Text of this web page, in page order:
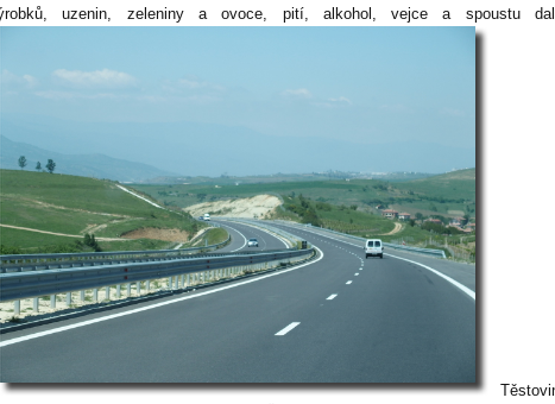
uzenin, zeleniny a ovoce, pití, alkohol, vejce a spoustu